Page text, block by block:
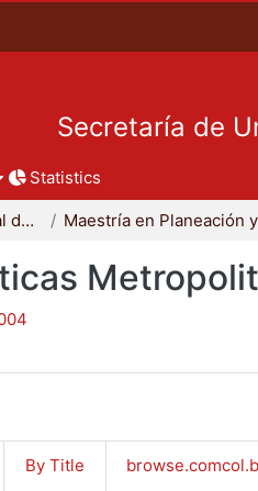
Secretaría de
Statistics
Coordinación Divisional de Posgrado
By Title